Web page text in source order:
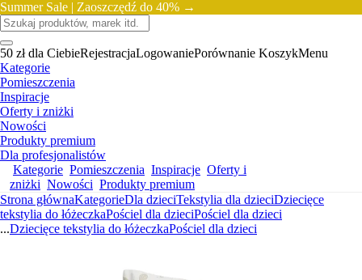
Summer Sale | Zaoszczędź do 40% →
50 zł dla CiebieRejestracjaLogowaniePorównanie KoszykMenu
Kategorie
Pomieszczenia
Inspiracje
Oferty i zniżki
Nowości
Produkty premium
Dla profesjonalistów
Kategorie Pomieszczenia Inspiracje Oferty i
zniżki Nowości Produkty premium
Strona głównaKategorieDla dzieciTekstylia dla dzieciDziecięce
tekstylia do łóżeczkaPościel dla dzieciPościel dla dzieci
...Dziecięce tekstylia do łóżeczkaPościel dla dzieci